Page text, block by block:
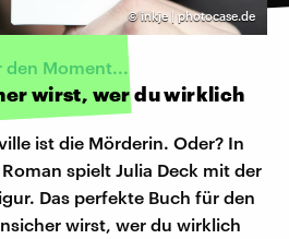
©inkje | photocase.de
den Moment...
wirst, wer du wirklich
ist die Mörderin. Oder? In
spielt Julia Deck mit der
Das perfekte Buch für den
wirst, wer du wirklich